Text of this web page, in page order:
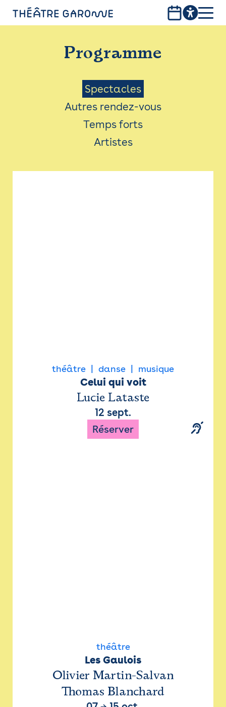
PROGRAMME
INFOS PRATIQUES
AVEC LES PUBLICS
ACCESSIBILITÉ
LES PRODUCTIONS
Programme
Menu
Saison
Spectacles
Autres rendez-vous
Temps forts
Artistes
théâtre danse musique
Celui qui voit
Lucie Lataste
12 sept.
Réserver
théâtre
Les Gaulois
Olivier Martin-Salvan
Thomas Blanchard